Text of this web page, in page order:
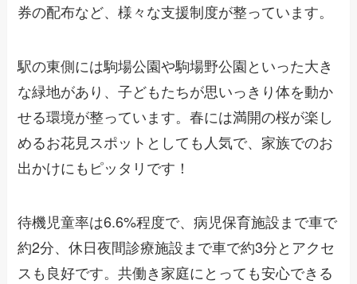
券の配布など、様々な支援制度が整っています。
駅の東側には駒場公園や駒場野公園といった大き
な緑地があり、子どもたちが思いっきり体を動か
せる環境が整っています。春には満開の桜が楽し
めるお花見スポットとしても人気で、家族でのお
出かけにもピッタリです！
待機児童率は6.6%程度で、病児保育施設まで車で
約2分、休日夜間診療施設まで車で約3分とアクセ
スも良好です。共働き家庭にとっても安心できる